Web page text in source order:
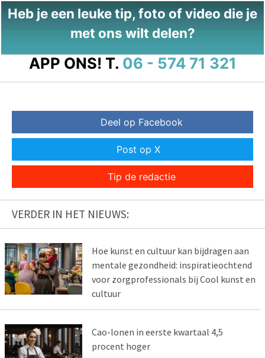
Heb je een leuke tip, foto of video die je
met ons wilt delen?
APP ONS! T. 06 - 574 71 321
Deel op Facebook
Post op X
Tip de redactie
VERDER IN HET NIEUWS:
Hoe kunst en cultuur kan bijdragen aan
mentale gezondheid: inspiratieochtend
voor zorgprofessionals bij Cool kunst en
cultuur
Cao-lonen in eerste kwartaal 4,5
procent hoger